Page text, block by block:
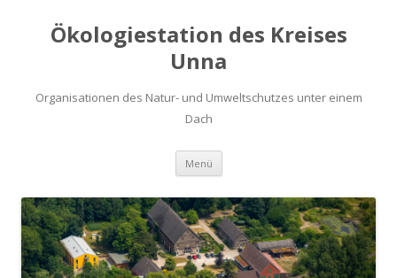
Ökologiestation des Kreises
Unna
Organisationen des Natur- und Umweltschutzes unter einem
Dach
Menü Zum
springen